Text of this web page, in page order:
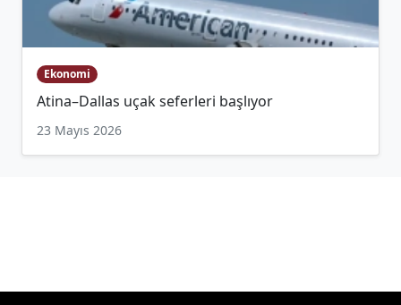
Ekonomi
Atina–Dallas uçak seferleri başlıyor
23 Mayıs 2026